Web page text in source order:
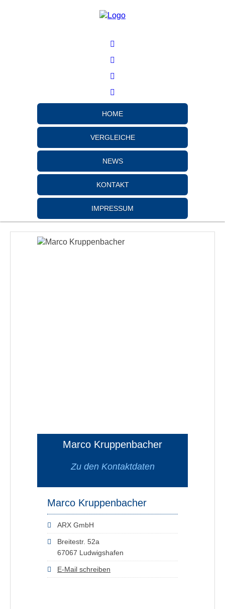
HOME
VERGLEICHE
NEWS
KONTAKT
IMPRESSUM
Marco Kruppenbacher
Zu den Kontaktdaten
Marco Kruppenbacher
ARX GmbH
Breitestr. 52a
67067 Ludwigshafen
E-Mail schreiben